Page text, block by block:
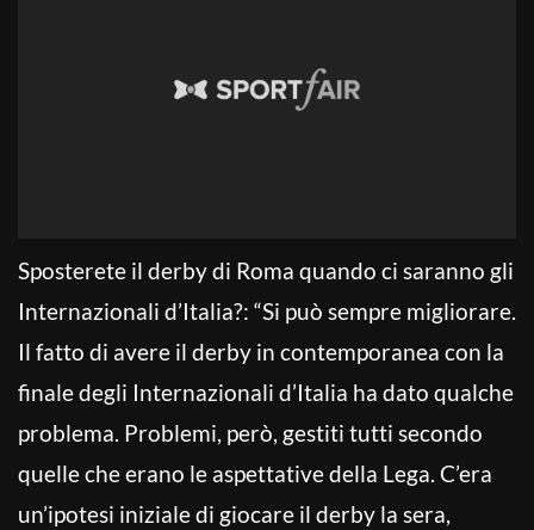
Sposterete il derby di Roma quando ci saranno gli
Internazionali d’Italia?: “Si può sempre migliorare.
Il fatto di avere il derby in contemporanea con la
finale degli Internazionali d’Italia ha dato qualche
problema. Problemi, però, gestiti tutti secondo
quelle che erano le aspettative della Lega. C’era
un’ipotesi iniziale di giocare il derby la sera,